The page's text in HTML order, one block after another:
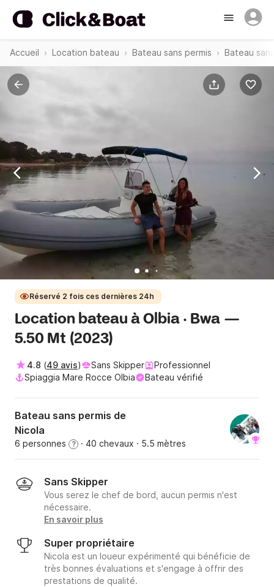
Accueil Location bateau Bateau sans permis Bateau
Réservé 2 fois ces dernières 24h
Location bateau à Olbia · Bwa —
5.50 Mt (2023)
4.8 (49 avis) Sans Skipper
Professionnel
Spiaggia Mare Rocce Olbia
Bateau vérifié
Bateau sans permis de
Nicola
6 personnes ? · 40 chevaux · 5.5 mètres
Sans Skipper
Vous serez le chef de bord, aucun permis n'est
nécessaire.
En savoir plus
Super propriétaire
Nicola est un loueur expérimenté qui bénéficie de
très bonnes évaluations et s'engage à offrir des
prestations de qualité.